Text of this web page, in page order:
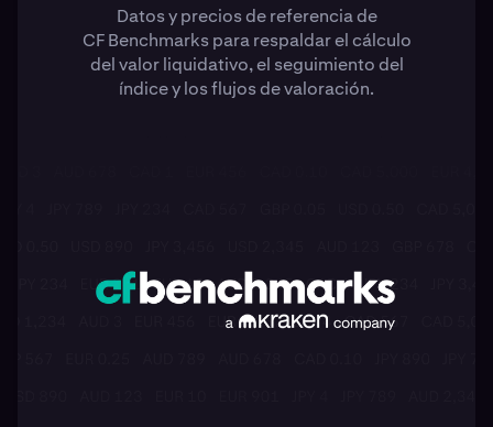
Datos y precios de referencia de
CF Benchmarks para respaldar el cálculo
del valor liquidativo, el seguimiento del
índice y los flujos de valoración.